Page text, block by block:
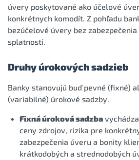
úvery poskytované ako účelové
konkrétnych komodít. Z pohľadu
bezúčelové úvery bez zabezpečenia
splatnosti.
Druhy úrokových sadzieb
Banky stanovujú buď pevné (fixné)
(variabilné) úrokové sadzby.
Fixná úroková sadzba
ceny zdrojov, rizika pre
zabezpečenia úveru a bonity
krátkodobých a strednodobých